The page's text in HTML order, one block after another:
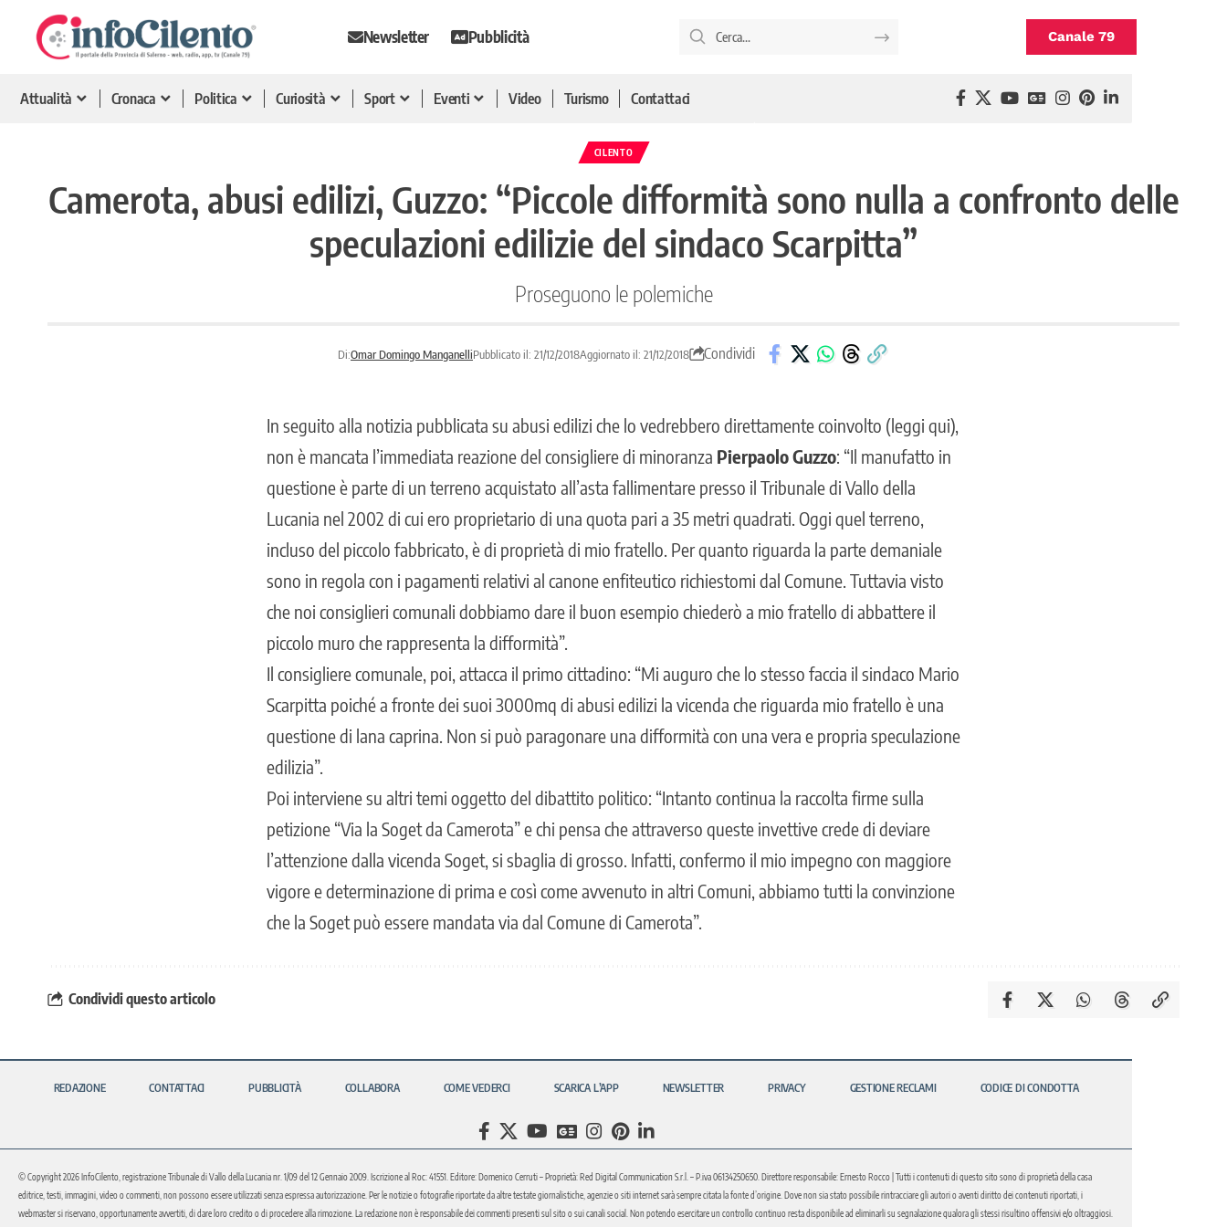
Newsletter Pubblicità Canale 79
Attualità Cronaca Politica Curiosità Sport Eventi Video Turismo Contattaci
CILENTO
Camerota, abusi edilizi, Guzzo: “Piccole difformità sono nulla a confronto delle
speculazioni edilizie del sindaco Scarpitta”
Proseguono le polemiche
Di:Omar Domingo ManganelliPubblicato il: 21/12/2018Aggiornato il: 21/12/2018 Condividi
In seguito alla notizia pubblicata su abusi edilizi che lo vedrebbero direttamente coinvolto (leggi qui),
non è mancata l’immediata reazione del consigliere di minoranza Pierpaolo Guzzo: “Il manufatto in
questione è parte di un terreno acquistato all’asta fallimentare presso il Tribunale di Vallo della
Lucania nel 2002 di cui ero proprietario di una quota pari a 35 metri quadrati. Oggi quel terreno,
incluso del piccolo fabbricato, è di proprietà di mio fratello. Per quanto riguarda la parte demaniale
sono in regola con i pagamenti relativi al canone enfiteutico richiestomi dal Comune. Tuttavia visto
che noi consiglieri comunali dobbiamo dare il buon esempio chiederò a mio fratello di abbattere il
piccolo muro che rappresenta la difformità”.
Il consigliere comunale, poi, attacca il primo cittadino: “Mi auguro che lo stesso faccia il sindaco Mario
Scarpitta poiché a fronte dei suoi 3000mq di abusi edilizi la vicenda che riguarda mio fratello è una
questione di lana caprina. Non si può paragonare una difformità con una vera e propria speculazione
edilizia”.
Poi interviene su altri temi oggetto del dibattito politico: “Intanto continua la raccolta firme sulla
petizione “Via la Soget da Camerota” e chi pensa che attraverso queste invettive crede di deviare
l’attenzione dalla vicenda Soget, si sbaglia di grosso. Infatti, confermo il mio impegno con maggiore
vigore e determinazione di prima e così come avvenuto in altri Comuni, abbiamo tutti la convinzione
che la Soget può essere mandata via dal Comune di Camerota”.
Condividi questo articolo
REDAZIONE CONTATTACI PUBBLICITÀ COLLABORA COME VEDERCI SCARICA L’APP NEWSLETTER PRIVACY GESTIONE RECLAMI CODICE DI CONDOTTA
© Copyright 2026 InfoCilento, registrazione Tribunale di Vallo della Lucania nr. 1/09 del 12 Gennaio 2009. Iscrizione al Roc: 41551. Editore: Domenico Cerruti – Proprietà: Red Digital Communication S.r.l. – P.iva 06134250650. Direttore responsabile: Ernesto Rocco | Tutti i contenuti di questo sito sono di proprietà della casa
editrice, testi, immagini, video o commenti, non possono essere utilizzati senza espressa autorizzazione. Per le notizie o fotografie riportate da altre testate giornalistiche, agenzie o siti internet sarà sempre citata la fonte d’origine. Dove non sia stato possibile rintracciare gli autori o aventi diritto dei contenuti riportati, i
webmaster si riservano, opportunamente avvertiti, di dare loro credito o di procedere alla rimozione. La redazione non è responsabile dei commenti presenti sul sito o sui canali social. Non potendo esercitare un controllo continuo resta disponibile ad eliminarli su segnalazione qualora gli stessi risultino offensivi e/o oltraggiosi.